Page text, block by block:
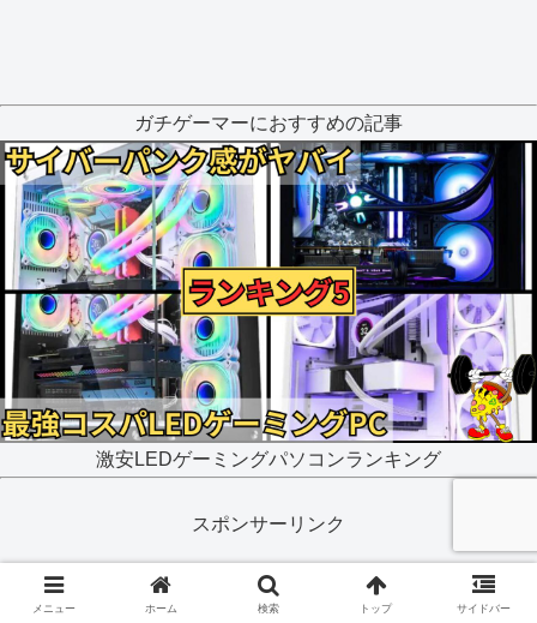
ガチゲーマーにおすすめの記事
激安LEDゲーミングパソコンランキング
スポンサーリンク
メニュー ホーム 検索 トップ サイドバー